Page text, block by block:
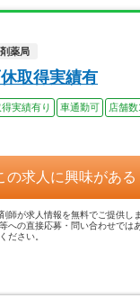
薬局
取得実績有
実績有り 車通勤可 店舗
の求人に興味がある
師が求人情報を無料でご提供しま
への直接応募・問い合わせでは
ださい。